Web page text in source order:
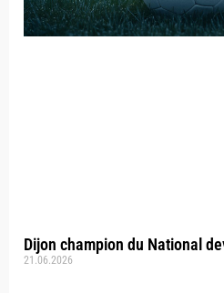
Dijon champion du National
21.06.2026